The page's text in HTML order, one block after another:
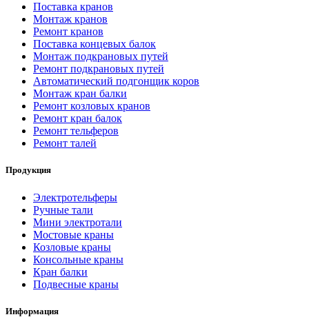
Поставка кранов
Монтаж кранов
Ремонт кранов
Поставка концевых балок
Монтаж подкрановых путей
Ремонт подкрановых путей
Автоматический подгонщик коров
Монтаж кран балки
Ремонт козловых кранов
Ремонт кран балок
Ремонт тельферов
Ремонт талей
Продукция
Электротельферы
Ручные тали
Мини электротали
Мостовые краны
Козловые краны
Консольные краны
Кран балки
Подвесные краны
Информация